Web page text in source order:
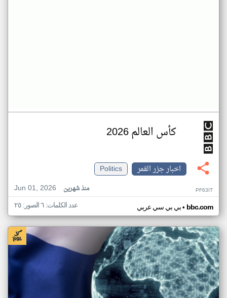
كأس العالم 2026
اخبار جزر القمر
Politics
Jun 01, 2026
منذ شهرين PF63IT
بي بي سي عربي• bbc.com عدد الكلمات: ٦ الصور: ٢٥